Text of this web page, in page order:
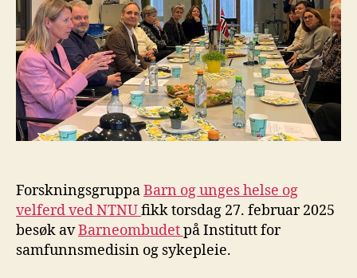
ForskningsgruppaBarn og unges helse og
velferd ved NTNUfikk torsdag 27. februar 2025
besøk avBarneombudetpå Institutt for
samfunnsmedisin og sykepleie.